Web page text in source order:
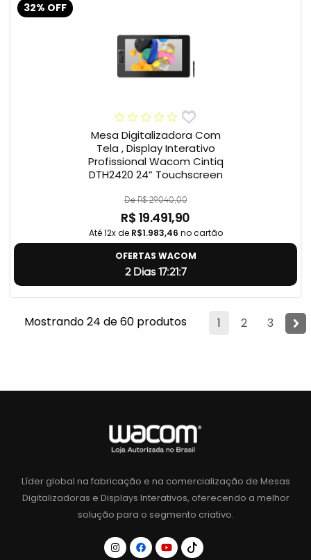
32% OFF
Mesa Digitalizadora Com
Tela , Display Interativo
Profissional Wacom Cintiq
DTH2420 24” Touchscreen
De R$ 29.040,00
R$ 19.491,90
Até 12x de R$1.983,46 no cartão
OFERTAS WACOM
2 Dias 17:21:6
1 2 3
Mostrando 24 de 60 produtos
Líder global na fabricação e na comercialização de Mesas
Digitalizadoras e Displays Interativos, oferecendo a melhor
solução para o segmento criativo.